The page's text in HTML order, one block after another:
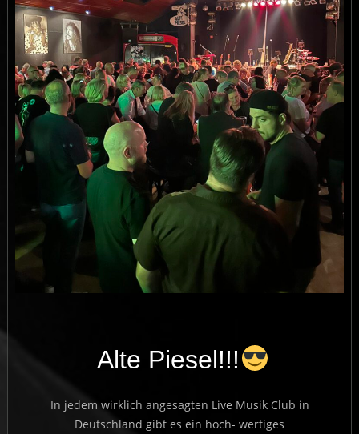
Alte Piesel!!!
In jedem wirklich angesagten Live Musik Club in
Deutschland gibt es ein hoch- wertiges